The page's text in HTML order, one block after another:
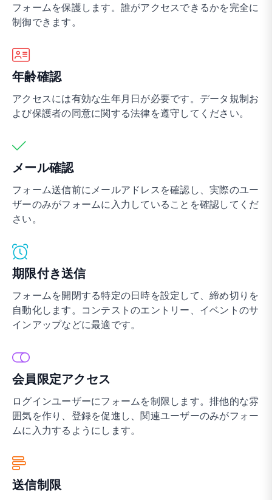
フォームを保護します。誰がアクセスできるかを完全に
制御できます。
年齢確認
アクセスには有効な生年月日が必要です。データ規制お
よび保護者の同意に関する法律を遵守してください。
メール確認
フォーム送信前にメールアドレスを確認し、実際のユー
ザーのみがフォームに入力していることを確認してくだ
さい。
期限付き送信
フォームを開閉する特定の日時を設定して、締め切りを
自動化します。コンテストのエントリー、イベントのサ
インアップなどに最適です。
会員限定アクセス
ログインユーザーにフォームを制限します。排他的な雰
囲気を作り、登録を促進し、関連ユーザーのみがフォー
ムに入力するようにします。
送信制限